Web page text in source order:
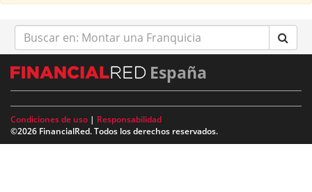
Buscar
en:
España
Condiciones de uso | Responsabilidad
©2026 FinancialRed. Todos los derechos reservados.